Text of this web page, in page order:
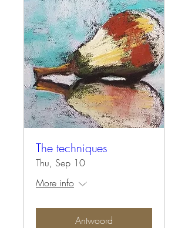
The techniques
Thu, Sep 10
More info
Antwoord